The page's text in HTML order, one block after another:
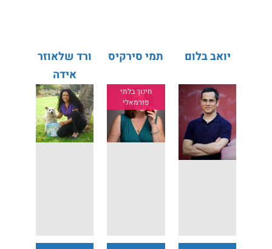
יואב בלום תמי סירקיס
חינוך בלתי
פורמאלי
ורד שלאוזר
אידה